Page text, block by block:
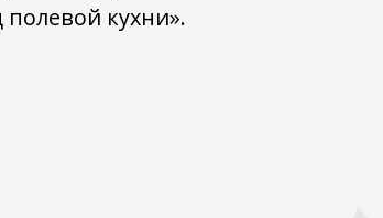
кухни».